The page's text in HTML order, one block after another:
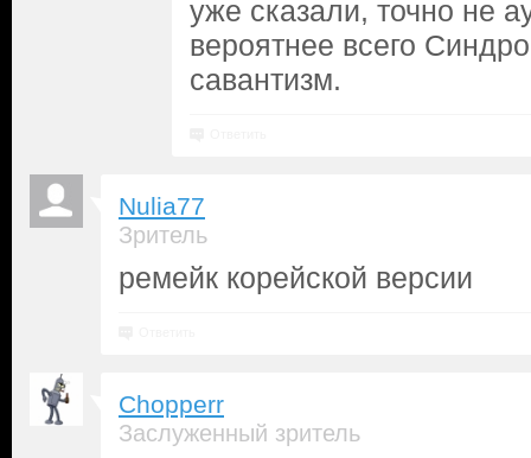
уже сказали, точно не
вероятнее всего
савантизм.
Nulia77
Зритель
ремейк корейской версии
Chopperr
Заслуженный зритель